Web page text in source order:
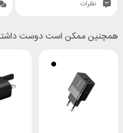
نظرات
همچنین ممکن است دوست